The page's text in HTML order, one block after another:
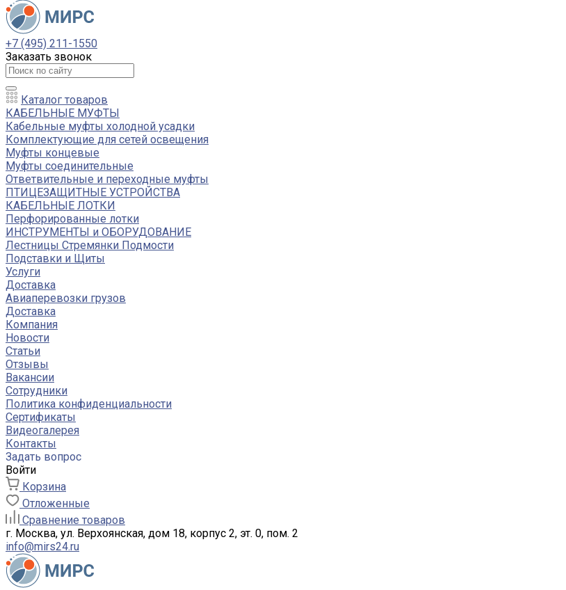
+7 (495) 211-1550
Заказать звонок
Каталог товаров
КАБЕЛЬНЫЕ МУФТЫ
Кабельные муфты холодной усадки
Комплектующие для сетей освещения
Муфты концевые
Муфты соединительные
Ответвительные и переходные муфты
ПТИЦЕЗАЩИТНЫЕ УСТРОЙСТВА
КАБЕЛЬНЫЕ ЛОТКИ
Перфорированные лотки
ИНСТРУМЕНТЫ и ОБОРУДОВАНИЕ
Лестницы Стремянки Подмости
Подставки и Щиты
Услуги
Доставка
Авиаперевозки грузов
Доставка
Компания
Новости
Статьи
Отзывы
Вакансии
Сотрудники
Политика конфиденциальности
Сертификаты
Видеогалерея
Контакты
Задать вопрос
Войти
Корзина
Отложенные
Сравнение товаров
г. Москва, ул. Верхоянская, дом 18, корпус 2, эт. 0, пом. 2
info@mirs24.ru